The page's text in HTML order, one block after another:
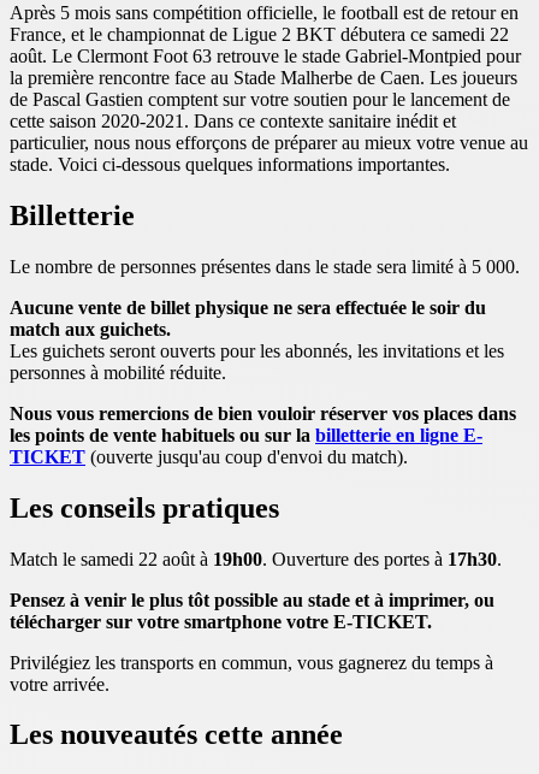
Après 5 mois sans compétition officielle, le football est de retour en
France, et le championnat de Ligue 2 BKT débutera ce samedi 22
août. Le Clermont Foot 63 retrouve le stade Gabriel-Montpied pour
la première rencontre face au Stade Malherbe de Caen. Les joueurs
de Pascal Gastien comptent sur votre soutien pour le lancement de
cette saison 2020-2021. Dans ce contexte sanitaire inédit et
particulier, nous nous efforçons de préparer au mieux votre venue au
stade. Voici ci-dessous quelques informations importantes.
Billetterie
Le nombre de personnes présentes dans le stade sera limité à 5 000.
Aucune vente de billet physique ne sera effectuée le soir du
match aux guichets.
Les guichets seront ouverts pour les abonnés, les invitations et les
personnes à mobilité réduite.
Nous vous remercions de bien vouloir réserver vos places dans
les points de vente habituels ou sur la billetterie en ligne E-
TICKET (ouverte jusqu'au coup d'envoi du match).
Les conseils pratiques
Match le samedi 22 août à 19h00. Ouverture des portes à 17h30.
Pensez à venir le plus tôt possible au stade et à imprimer, ou
télécharger sur votre smartphone votre E-TICKET.
Privilégiez les transports en commun, vous gagnerez du temps à
votre arrivée.
Les nouveautés cette année